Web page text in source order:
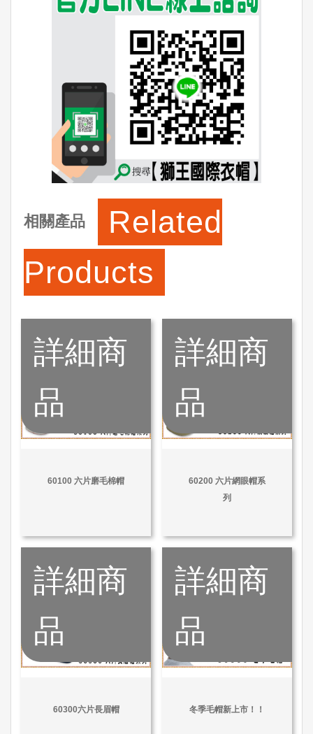
相關產品
Related
Products
詳細商
品
60100 六片磨毛棉帽
詳細商
品
60200 六片網眼帽系
列
詳細商
品
60300六片長眉帽
詳細商
品
冬季毛帽新上市！！